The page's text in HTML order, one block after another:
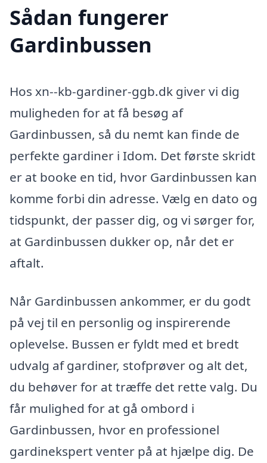
Sådan fungerer
Gardinbussen
Hos xn--kb-gardiner-ggb.dk giver vi dig
muligheden for at få besøg af
Gardinbussen, så du nemt kan finde de
perfekte gardiner i Idom. Det første skridt
er at booke en tid, hvor Gardinbussen kan
komme forbi din adresse. Vælg en dato og
tidspunkt, der passer dig, og vi sørger for,
at Gardinbussen dukker op, når det er
aftalt.
Når Gardinbussen ankommer, er du godt
på vej til en personlig og inspirerende
oplevelse. Bussen er fyldt med et bredt
udvalg af gardiner, stofprøver og alt det,
du behøver for at træffe det rette valg. Du
får mulighed for at gå ombord i
Gardinbussen, hvor en professionel
gardinekspert venter på at hjælpe dig. De